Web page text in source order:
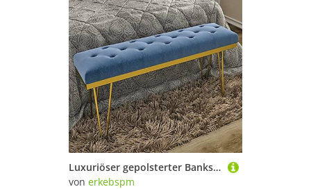
Luxuriöser gepolsterter Banksitz, modernes Samtende der Bettbank mit goldenen Beinen, Multifunktions-Eingangsbankschlafzimmer-Bankschuh-Bank-Möbelmöbel-Dekor-Blue 100x35x45 cm (39x14x18inch
von erkebspm